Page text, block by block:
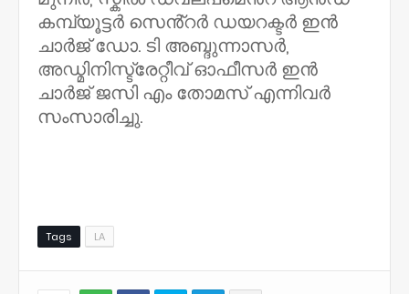
കമ്പ്യൂട്ടർ സെൻ്റർ ഡയറക്ടർ ഇൻ
ചാർജ് ഡോ. ടി അബ്ദുന്നാസർ,
അഡ്മിനിസ്ട്രേറ്റീവ് ഓഫീസർ ഇൻ
ചാർജ് ജസി എം തോമസ് എന്നിവർ
സംസാരിച്ചു.
Tags LA